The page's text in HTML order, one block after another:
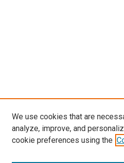
We use cookies that are
analyze, improve, and
cookie preferences using the